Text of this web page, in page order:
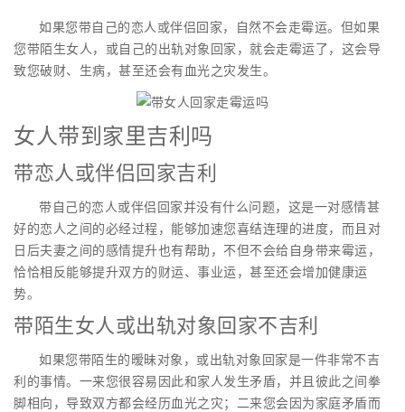
如果您带自己的恋人或伴侣回家，自然不会走霉运。但如果
您带陌生女人，或自己的出轨对象回家，就会走霉运了，这会导
致您破财、生病，甚至还会有血光之灾发生。
女人带到家里吉利吗
带恋人或伴侣回家吉利
带自己的恋人或伴侣回家并没有什么问题，这是一对感情甚
好的恋人之间的必经过程，能够加速您喜结连理的进度，而且对
日后夫妻之间的感情提升也有帮助，不但不会给自身带来霉运，
恰恰相反能够提升双方的财运、事业运，甚至还会增加健康运
势。
带陌生女人或出轨对象回家不吉利
如果您带陌生的暧昧对象，或出轨对象回家是一件非常不吉
利的事情。一来您很容易因此和家人发生矛盾，并且彼此之间拳
脚相向，导致双方都会经历血光之灾；二来您会因为家庭矛盾而